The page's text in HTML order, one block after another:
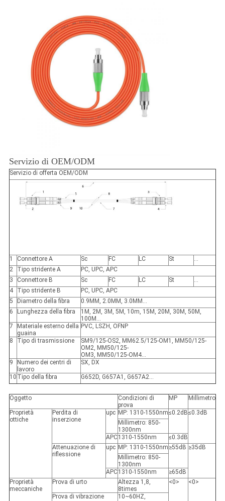
Servizio di OEM/ODM
Servizio di offerta OEM/ODM
1 Connettore A Sc FC LC St
…
2
Tipo stridente A
PC, UPC, APC
3
Connettore B Sc FC LC St
…
4
Tipo stridente B
PC, UPC, APC
5
Diametro della fibra
0.9MM, 2.0MM, 3.0MM…
6
Lunghezza della fibra
1M, 2M, 3M, 5M, 10m, 15M, 20M, 30M, 50M,
100M…
7
Materiale esterno della
guaina
PVC, LSZH, OFNP
8 Tipo di trasmissione
SM9/125-OS2, MM62.5/125-OM1, MM50/125-
OM2, MM50/125-
OM3, MM50/125-OM4…
9
Numero dei centri di
lavoro
SX, DX
10 Tipo della fibra G652D, G657A1, G657A2…
Oggetto
Condizioni di
prova
MP Millimetro
Proprietà
ottiche
Perdita di
inserzione
upc MP: 1310-1550nm≤0.2dB≤0.3dB
Millimetro: 850-
1300nm
APC1310-1550nm
≤0.3dB
Attenuazione di
riflessione
upc MP: 1310-1550nm ≥55dB ≥35dB
Millimetro: 850-
1300nm
APC1310-1550nm
≥65dB
Proprietà
meccaniche
Prova di urto
Altezza 1,8,
8times
<0> <0>
Prova di vibrazione
10~60HZ,